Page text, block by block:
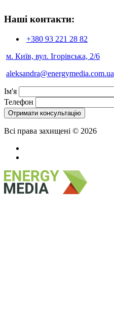
Наші контакти:
+380 93 221 28 82
м. Київ, вул. Ігорівська, 2/6
aleksandra@energymedia.com.ua
Ім'я
Телефон
Всі права захищені © 2026